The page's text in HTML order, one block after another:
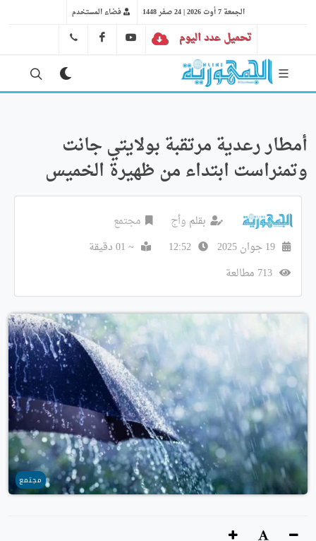
الجمعة 7 أوت 2026 | 24 صفر 1448 فضاء المستخدم
تحميل عدد اليوم YT
FB
أمطار رعدية مرتقبة بولايتي جانت
وتمنراست ابتداء من ظهيرة الخميس
بقلم وأج
مجتمع
~ 01 دقيقة
مجتمع